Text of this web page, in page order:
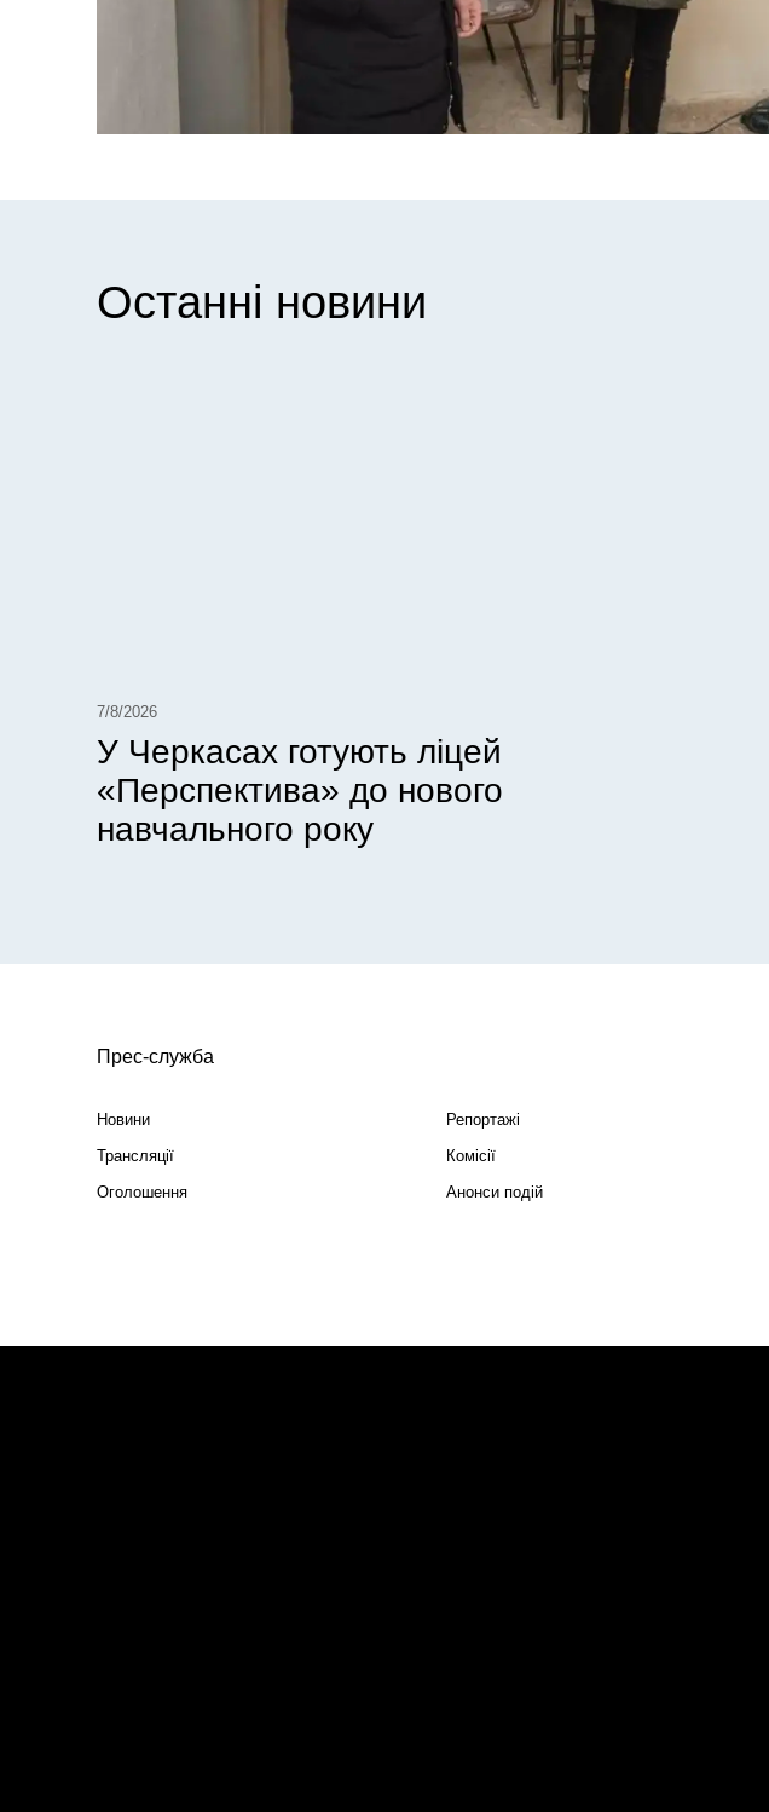
Останні новини
7/8/2026
У Черкасах готують ліцей
«Перспектива» до нового
навчального року
Прес-служба
Новини
Репортажі
Трансляції
Комісії
Оголошення
Анонси подій